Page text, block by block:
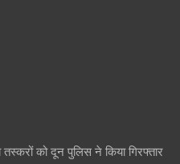
को दून पुलिस ने किया गिरफ्तार